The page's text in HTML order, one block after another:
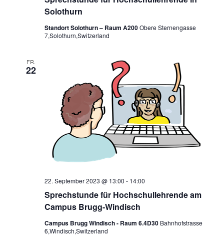
Solothurn
Standort Solothurn – Raum A200Obere Sternengasse
7,Solothurn,Switzerland
FR.
22
Sprechstunde für Hochschullehrende am
Campus Brugg-Windisch
22. September 2023 @ 13:00 - 14:00
Campus Brugg Windisch - Raum 6.4D30 Bahnhofstrasse
6,Windisch,Switzerland